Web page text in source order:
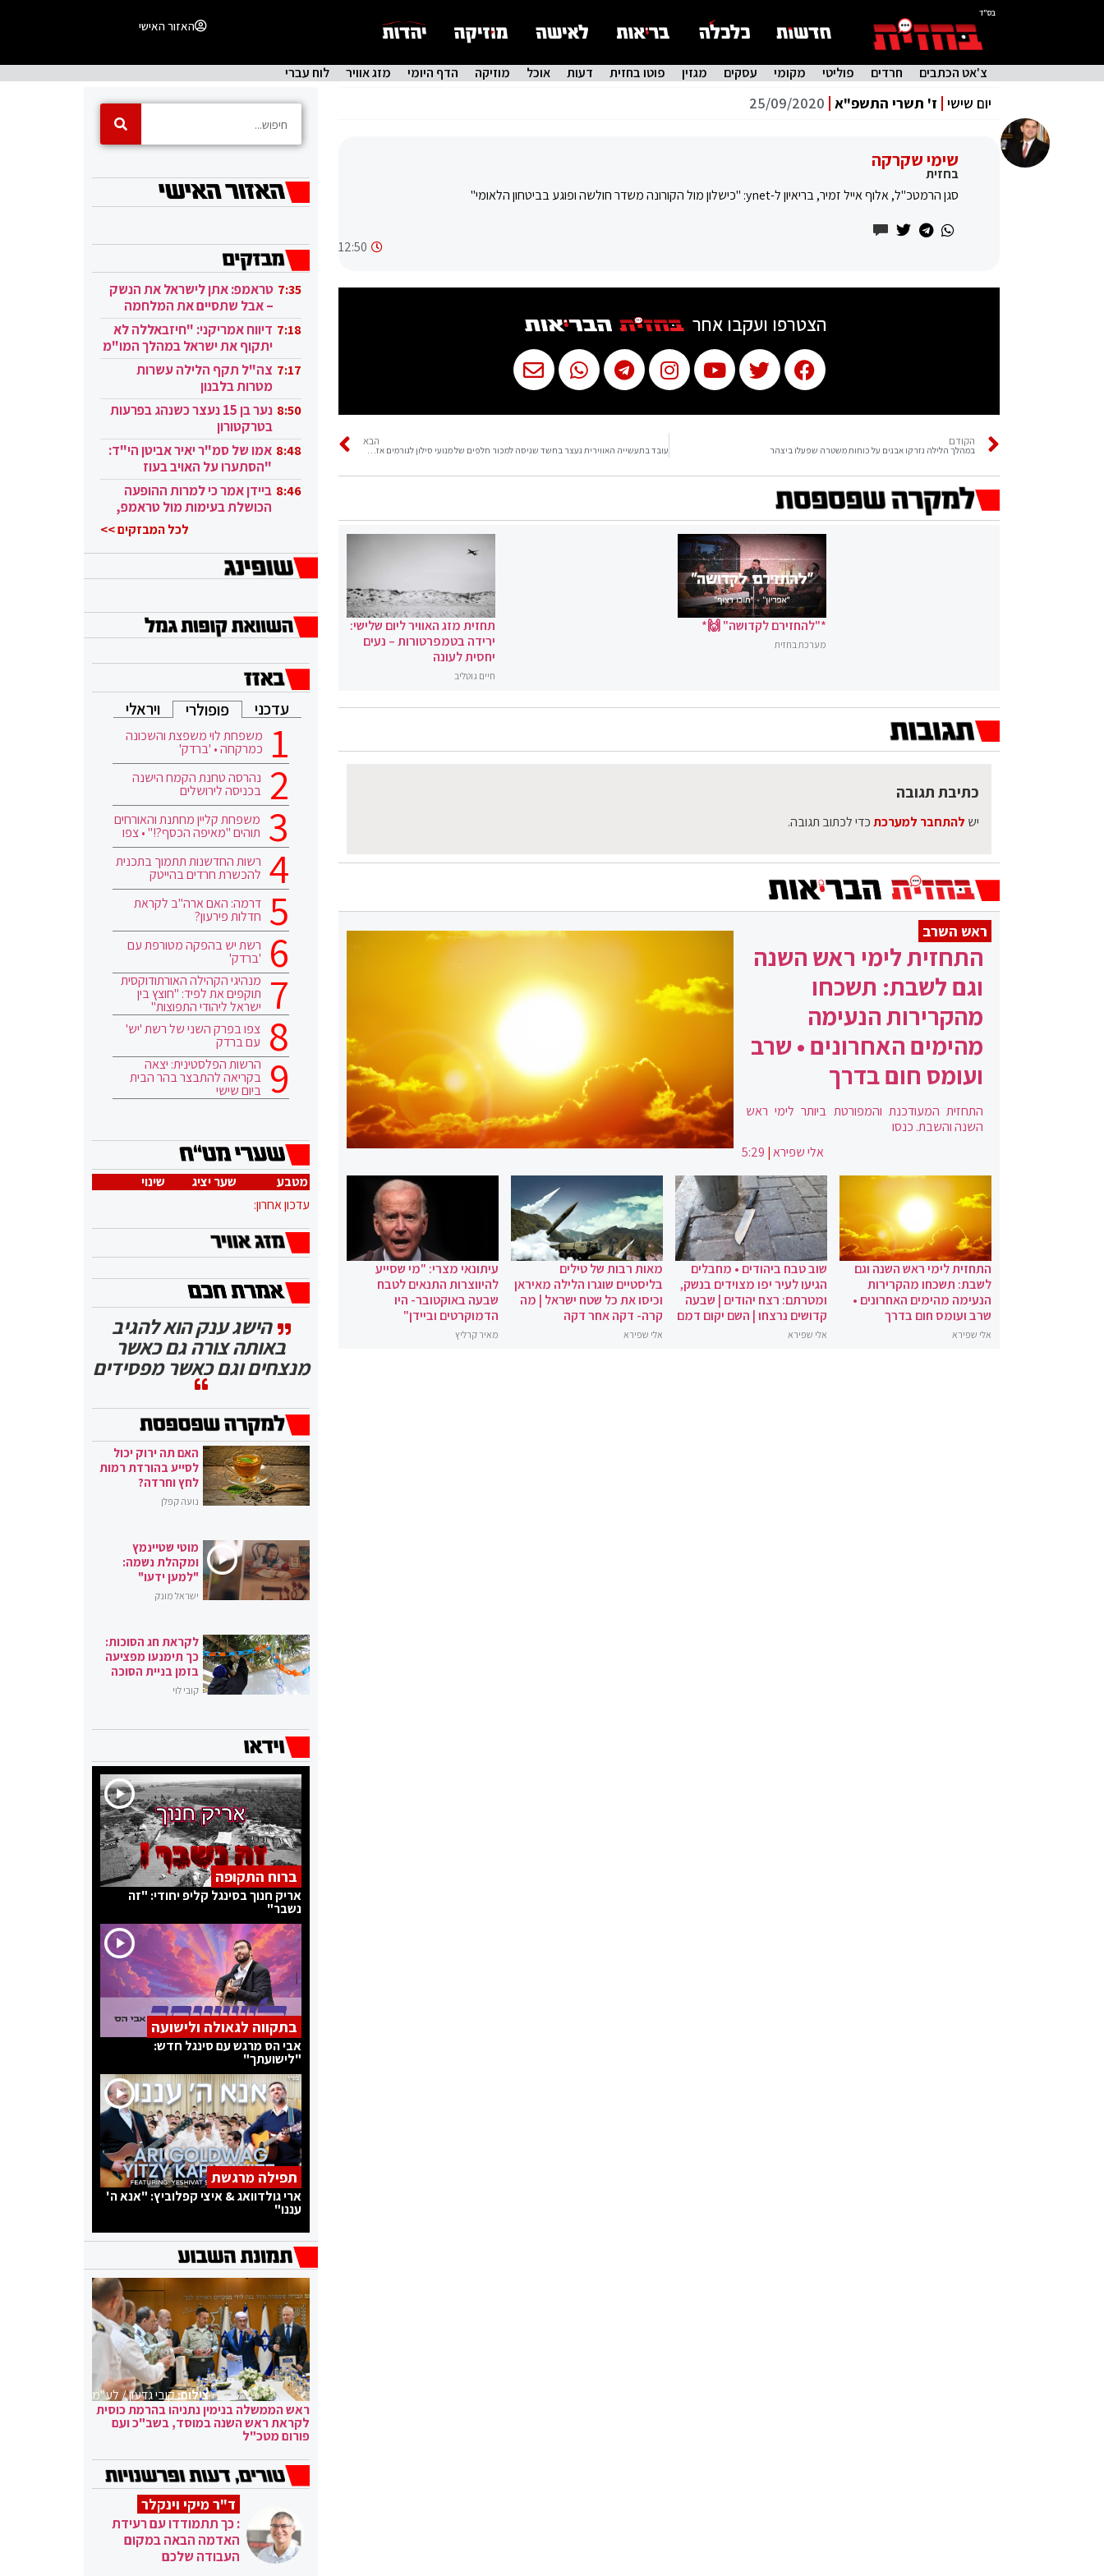
בס"ד
האזור האישי
צ'אט הכתבים חרדים פוליטי מקומי עסקים מגזין פוטו בחזית דעות אוכל מוזיקה הדף היומי מזג אוויר לוח עברי
יום שישי ז' תשרי התשפ"א 25/09/2020
שימי שקרקה
בחזית
סגן הרמטכ"ל, אלוף אייל זמיר, בריאיון ל-ynet: "כישלון מול הקורונה משדר חולשה ופוגע בביטחון הלאומי"
12:50
הצטרפו ועקבו אחר
הקודם
במהלך הלילה נזרקו אבנים על כוחות משטרה שפעלו ביצהר
הבא
עובד בתעשייה האווירית נעצר בחשד שניסה למכור חלפים של מנועי סילון לגורמים אזרחיים
*"להחזירם לקדושה" 🙌*
מערכת בחזית
תחזית מזג האוויר ליום שלישי:
ירידה בטמפרטורות – נעים
יחסית לעונה
חיים גוטליב
כתיבת תגובה
יש להתחבר למערכתכדי לכתוב תגובה.
ראש השרב
התחזית לימי ראש השנה
וגם לשבת: תשכחו
מהקרירות הנעימה
מהימים האחרונים • שרב
ועומס חום בדרך
התחזית המעודכנת והמפורטת ביותר לימי ראש
השנה והשבת. כנסו
אלי שפירא|
5:29
התחזית לימי ראש השנה וגם
לשבת: תשכחו מהקרירות
הנעימה מהימים האחרונים •
שרב ועומס חום בדרך
אלי שפירא
שוב טבח ביהודים • מחבלים
הגיעו לעיר יפו מצוידים בנשק,
ומטרתם: רצח יהודים | שבעה
קדושים נרצחו | השם יקום דמם
אלי שפירא
מאות רבות של טילים
בליסטיים שוגרו הלילה מאיראן
וכיסו את כל שטח ישראל | מה
קרה- דקה אחר דקה
אלי שפירא
עיתונאי מצרי: "מי שסייע
להיווצרות התנאים לטבח
שבעה באוקטובר- היו
הדמוקרטים וביידן"
מאיר קרליץ
7:35 טראמפ: אתן לישראל את הנשק
– אבל שתסיים את המלחמה
בעזה 7:18 דיווח אמריקני: "חיזבאללה לא
יתקוף את ישראל במהלך המו"מ
בקטאר" 7:17 צה"ל תקף הלילה עשרות
מטרות בלבנון
8:50
נער בן 15 נעצר כשנהג בפרעות
בטרקטורון
8:48 אמו של סמ"ר יאיר אביטן הי"ד:
"הסתערו על האויב בעוז
ובגבורה" 8:46 ביידן אמר כי למרות ההופעה
הכושלת בעימות מול טראמפ,
לכל המבזקים >>
עדכני פופולרי ויראלי
משפחת לוי משפצת והשכונה
כמרקחה • 'ברדק'
נהרסה טחנת הקמח הישנה
בכניסה לירושלים
משפחת קליין מחתנת והאורחים
תוהים "מאיפה הכסף?!" • צפו
רשות החדשנות תתמוך בתכנית
להכשרת חרדים בהייטק
דרמה: האם ארה"ב לקראת
חדלות פירעון?
רשת יש בהפקה מטורפת עם
'ברדק'
מנהיגי הקהילה האורתודוקסית
תוקפים את לפיד: "חוצץ בין
ישראל ליהודי התפוצות"
צפו בפרק השני של רשת 'יש'
עם ברדק
הרשות הפלסטינית: יצאה
בקריאה להתבצר בהר הבית
ביום שישי
מטבע שער יציג
שינוי
עדכון אחרון:
הישג ענק הוא להגיב
באותה צורה גם כאשר
מנצחים וגם כאשר מפסידים
האם תה ירוק יכול
לסייע בהורדת רמות
לחץ וחרדה?
נועה קפלן
מוטי שטיינמץ
ומקהלת נשמה:
"למען ידעו"
ישראל מונק
לקראת חג הסוכות:
כך תימנעו מפציעה
בזמן בניית הסוכה
קובי לוי
ברוח התקופה
אריק חנוך בסינגל קליפ יחודי: "זה
נשבר"
בתקווה לגאולה ולישועה
אבי הס מרגש עם סינגל חדש:
"לישועתך"
תפילה מרגשת
ארי גולדוואג & איצי קפלוביץ: "אנא ה'
עננו"
צילום:קובי גדעון / לע"מ
ראש הממשלה בנימין נתניהו בהרמת כוסית
לקראת ראש השנה במוסד, בשב"כ ועם
פורום מטכ"ל
ד"ר מיקי וינקלר
: כך תתמודדו עם רעידת
האדמה הבאה במקום
העבודה שלכם